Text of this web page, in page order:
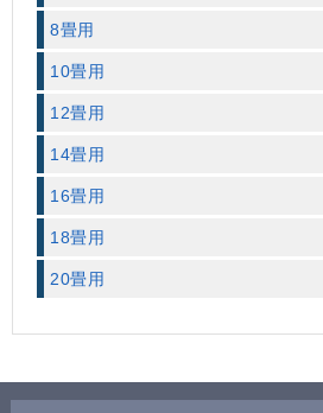
8畳用
10畳用
12畳用
14畳用
16畳用
18畳用
20畳用